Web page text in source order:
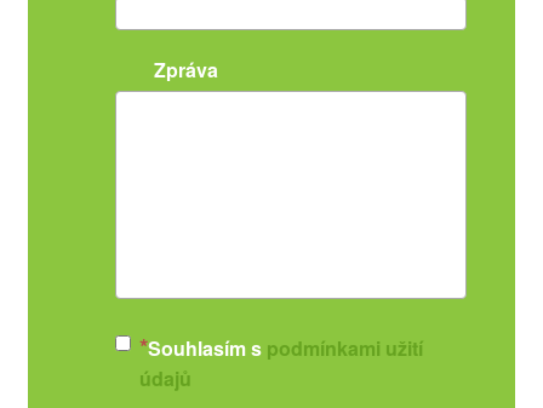
Zpráva
Souhlasím s podmínkami užití
údajů